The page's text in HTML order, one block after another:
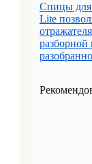
Спицы для
Lite